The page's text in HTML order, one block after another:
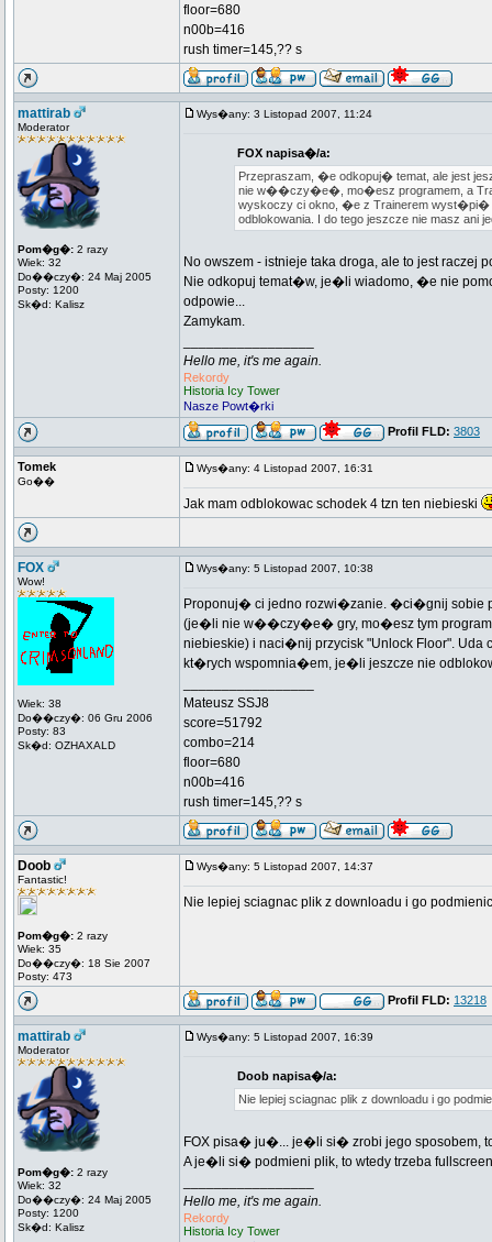
floor=680
n00b=416
rush timer=145,?? s
mattirab
Moderator
Pom�g�: 2 razy
Wiek: 32
Do��czy�: 24 Maj 2005
Posty: 1200
Sk�d: Kalisz
Wys�any: 3 Listopad 2007, 11:24
FOX napisa�/a:
Przepraszam, �e odkopuj� temat, ale jest
nie w��czy�e�, mo�esz programem, a
wyskoczy ci okno, �e z Trainerem wyst�pi�
odblokowania. I do tego jeszcze nie masz ani
No owszem - istnieje taka droga, ale to jest raczej
Nie odkopuj temat�w, je�li wiadomo, �e nie
odpowie...
Zamykam.
Hello me, it's me again.
Rekordy
Historia Icy Tower
Nasze Powt�rki
Profil FLD: 3803
Tomek
Go��
Wys�any: 4 Listopad 2007, 16:31
Jak mam odblokowac schodek 4 tzn ten niebieski
FOX
Wow!
Wiek: 38
Do��czy�: 06 Gru 2006
Posty: 83
Sk�d: OZHAXALD
Wys�any: 5 Listopad 2007, 10:38
Proponuj� ci jedno rozwi�zanie. �ci�gnij sobie
(je�li nie w��czy�e� gry, mo�esz tym
niebieskie) i naci�nij przycisk "Unlock Floor".
kt�rych wspomnia�em, je�li jeszcze nie
Mateusz SSJ8
score=51792
combo=214
floor=680
n00b=416
rush timer=145,?? s
Doob
Fantastic!
Pom�g�: 2 razy
Wiek: 35
Do��czy�: 18 Sie 2007
Posty: 473
Wys�any: 5 Listopad 2007, 14:37
Nie lepiej sciagnac plik z downloadu i go
Profil FLD: 13218
mattirab
Moderator
Pom�g�: 2 razy
Wiek: 32
Do��czy�: 24 Maj 2005
Posty: 1200
Sk�d: Kalisz
Wys�any: 5 Listopad 2007, 16:39
Doob napisa�/a:
Nie lepiej sciagnac plik z downloadu i go
FOX pisa� ju�... je�li si� zrobi jego sposobem,
A je�li si� podmieni plik, to wtedy trzeba
Hello me, it's me again.
Rekordy
Historia Icy Tower